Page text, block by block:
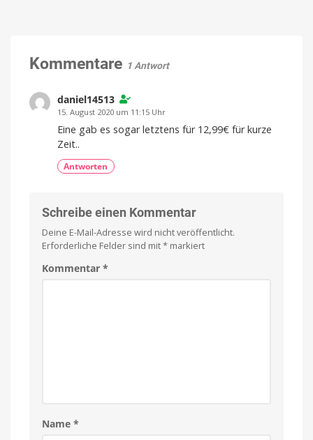
installieren
Kommentare 1 Antwort
daniel14513
15. August 2020 um 11:15 Uhr
Eine gab es sogar letztens für 12,99€ für kurze
Zeit..
Antworten
Schreibe einen Kommentar
Deine E-Mail-Adresse wird nicht veröffentlicht.
Erforderliche Felder sind mit* markiert
Kommentar *
Name *